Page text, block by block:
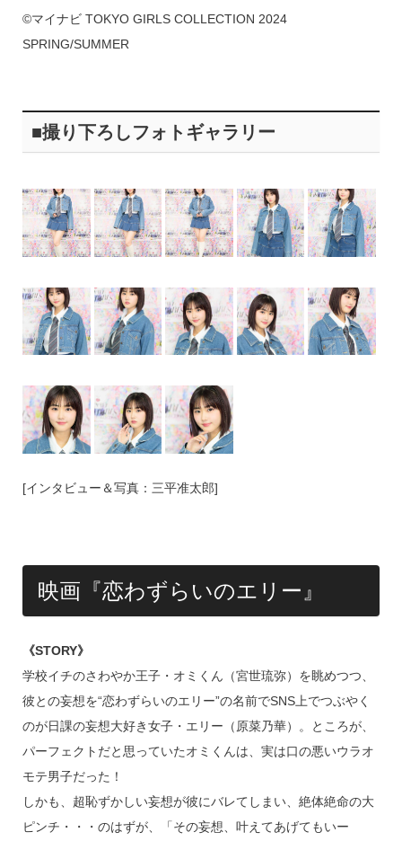
©マイナビ TOKYO GIRLS COLLECTION 2024
SPRING/SUMMER
■撮り下ろしフォトギャラリー
[インタビュー＆写真：三平准太郎]
映画『恋わずらいのエリー』
《STORY》
学校イチのさわやか王子・オミくん（宮世琉弥）を眺めつつ、
彼との妄想を“恋わずらいのエリー”の名前でSNS上でつぶやく
のが日課の妄想大好き女子・エリー（原菜乃華）。ところが、
パーフェクトだと思っていたオミくんは、実は口の悪いウラオ
モテ男子だった！
しかも、超恥ずかしい妄想が彼にバレてしまい、絶体絶命の大
ピンチ・・・のはずが、「その妄想、叶えてあげてもいー